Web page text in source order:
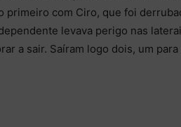
primeiro com Ciro, que foi
levava perigo nas
a sair. Saíram logo dois, um para